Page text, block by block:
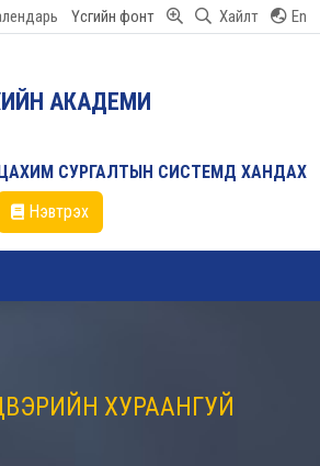
Үсгийн фонт Хайлт En
АКАДЕМИ
СУРГАЛТЫН СИСТЕМД ХАНДАХ
Нэвтрэх
ХУРААНГУЙ